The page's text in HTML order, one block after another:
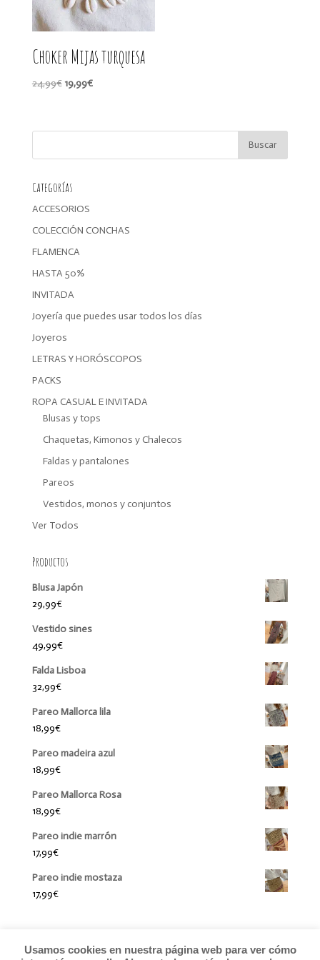
Choker Mijas turquesa
24,99€El
era:
19,99€El
es:
Categorías
ACCESORIOS
COLECCIÓN CONCHAS
FLAMENCA
HASTA 50%
INVITADA
Joyería que puedes usar todos los días
Joyeros
LETRAS Y HORÓSCOPOS
PACKS
ROPA CASUAL E INVITADA
Blusas y tops
Chaquetas, Kimonos y Chalecos
Faldas y pantalones
Pareos
Vestidos, monos y conjuntos
Ver Todos
Productos
Blusa Japón
29,99€
Vestido sines
49,99€
Falda Lisboa
32,99€
Pareo Mallorca lila
18,99€
Pareo madeira azul
18,99€
Pareo Mallorca Rosa
18,99€
Pareo indie marrón
17,99€
Pareo indie mostaza
17,99€
Usamos cookies en nuestra página web para ver cómo